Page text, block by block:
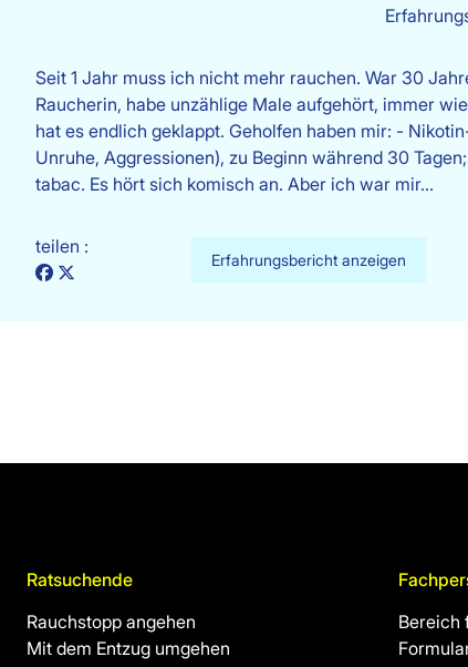
Seit 1 Jahr muss ich nicht mehr rauchen. War 30
Raucherin, habe unzählige Male aufgehört, immer
hat es endlich geklappt. Geholfen haben mir: -
Unruhe, Aggressionen), zu Beginn während 30
tabac. Es hört sich komisch an. Aber ich war mir…
teilen :
Erfahrungsbericht anzeigen
Ratsuchende
Rauchstopp angehen
Mit dem Entzug umgehen
Bereich